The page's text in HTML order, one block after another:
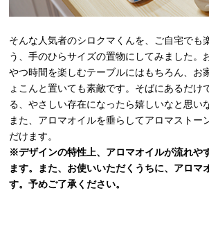
そんな人気者のシロクマくんを、ご自宅でも
う、手のひらサイズの置物にしてみました。
やつ時間を楽しむテーブルにはもちろん、お
ょこんと置いても素敵です。そばにあるだけ
る、やさしい存在になったら嬉しいなと思い
また、アロマオイルを垂らしてアロマストー
だけます。
※デザインの特性上、アロマオイルが流れや
ます。また、お使いいただくうちに、アロマ
す。予めご了承ください。